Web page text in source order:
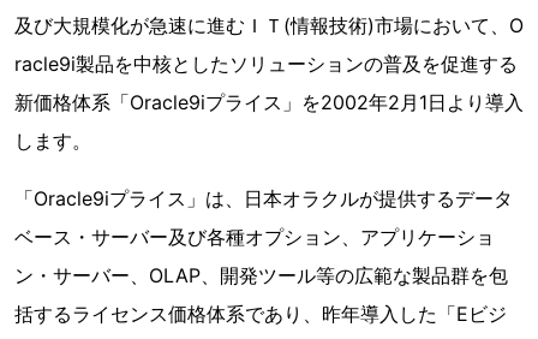
及び大規模化が急速に進むＩＴ(情報技術)市場において、O
racle9i製品を中核としたソリューションの普及を促進する
新価格体系「Oracle9iプライス」を2002年2月1日より導入
します。
「Oracle9iプライス」は、日本オラクルが提供するデータ
ベース・サーバー及び各種オプション、アプリケーショ
ン・サーバー、OLAP、開発ツール等の広範な製品群を包
括するライセンス価格体系であり、昨年導入した「Eビジ